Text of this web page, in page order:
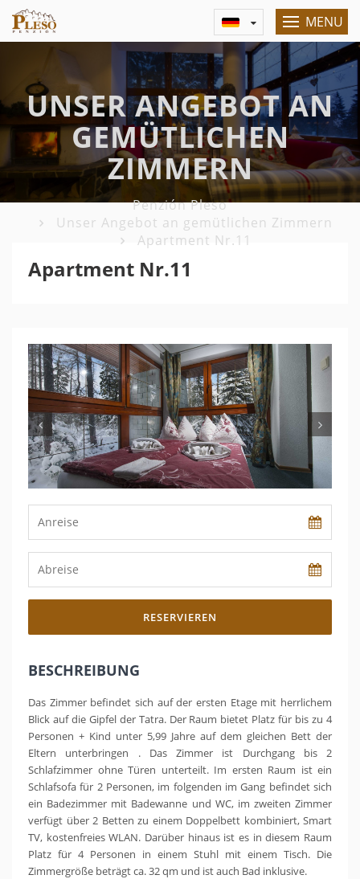
MENU
UNSER ANGEBOT AN
GEMÜTLICHEN
ZIMMERN
Penzión Pleso
Unser Angebot an gemütlichen Zimmern
Apartment Nr.11
Apartment Nr.11
Previous
RESERVIEREN
BESCHREIBUNG
Das Zimmer befindet sich auf der ersten Etage mit herrlichem
Blick auf die Gipfel der Tatra. Der Raum bietet Platz für bis zu 4
Personen + Kind unter 5,99 Jahre auf dem gleichen Bett der
Eltern unterbringen . Das Zimmer ist Durchgang bis 2
Schlafzimmer ohne Türen unterteilt. Im ersten Raum ist ein
Schlafsofa für 2 Personen, im folgenden im Gang befindet sich
ein Badezimmer mit Badewanne und WC, im zweiten Zimmer
verfügt über 2 Betten zu einem Doppelbett kombiniert, Smart
TV, kostenfreies WLAN. Darüber hinaus ist es in diesem Raum
Platz für 4 Personen in einem Stuhl mit einem Tisch. Die
Zimmergröße beträgt ca. 32 qm und ist auch Bad inklusive.